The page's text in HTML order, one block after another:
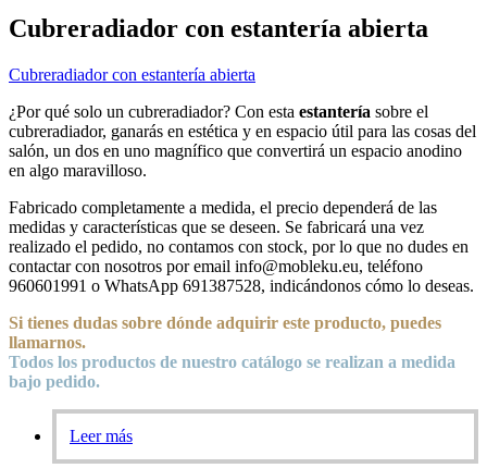
Cubreradiador con estantería abierta
Cubreradiador con estantería abierta
¿Por qué solo un cubreradiador? Con esta estantería sobre el
cubreradiador, ganarás en estética y en espacio útil para las cosas del
salón, un dos en uno magnífico que convertirá un espacio anodino
en algo maravilloso.
Fabricado completamente a medida, el precio dependerá de las
medidas y características que se deseen. Se fabricará una vez
realizado el pedido, no contamos con stock, por lo que no dudes en
contactar con nosotros por email info@mobleku.eu, teléfono
960601991 o WhatsApp 691387528, indicándonos cómo lo deseas.
Si tienes dudas sobre dónde adquirir este producto, puedes
llamarnos.
Todos los productos de nuestro catálogo se realizan a medida
bajo pedido.
Leer más